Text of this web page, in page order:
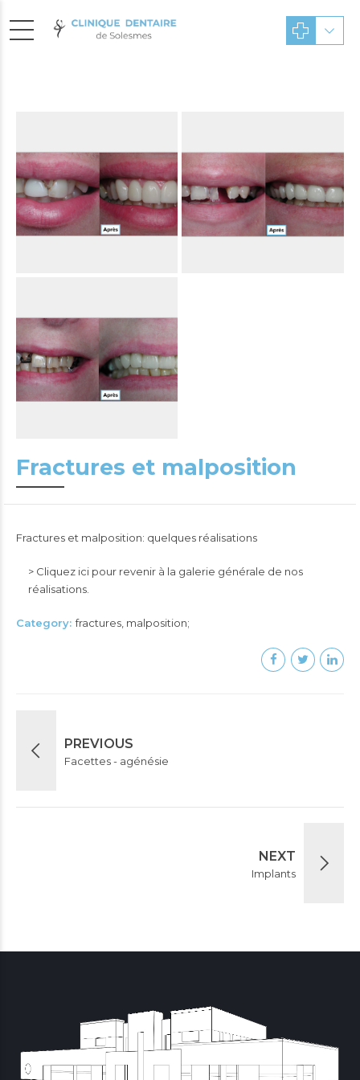
Fractures et malposition
Fractures et malposition: quelques réalisations
> Cliquez ici pour revenir à la galerie générale de nos
réalisations.
Category fractures, malposition
PREVIOUS
Facettes - agénésie
NEXT
Implants